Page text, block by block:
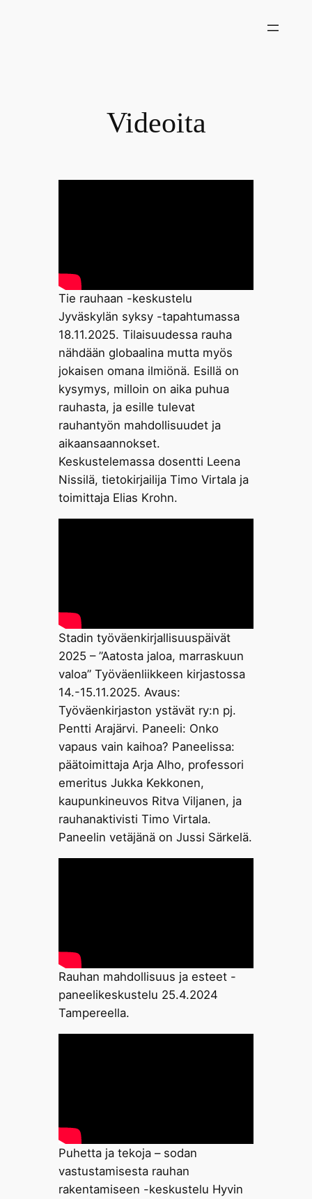
Videoita
Tie rauhaan -keskustelu
Jyväskylän syksy -tapahtumassa
18.11.2025. Tilaisuudessa rauha
nähdään globaalina mutta myös
jokaisen omana ilmiönä. Esillä on
kysymys, milloin on aika puhua
rauhasta, ja esille tulevat
rauhantyön mahdollisuudet ja
aikaansaannokset.
Keskustelemassa dosentti Leena
Nissilä, tietokirjailija Timo Virtala ja
toimittaja Elias Krohn.
Stadin työväenkirjallisuuspäivät
2025 – ”Aatosta jaloa, marraskuun
valoa” Työväenliikkeen kirjastossa
14.-15.11.2025. Avaus:
Työväenkirjaston ystävät ry:n pj.
Pentti Arajärvi. Paneeli: Onko
vapaus vain kaihoa? Paneelissa:
päätoimittaja Arja Alho, professori
emeritus Jukka Kekkonen,
kaupunkineuvos Ritva Viljanen, ja
rauhanaktivisti Timo Virtala.
Paneelin vetäjänä on Jussi Särkelä.
Rauhan mahdollisuus ja esteet -
paneelikeskustelu 25.4.2024
Tampereella.
Puhetta ja tekoja – sodan
vastustamisesta rauhan
rakentamiseen -keskustelu Hyvin